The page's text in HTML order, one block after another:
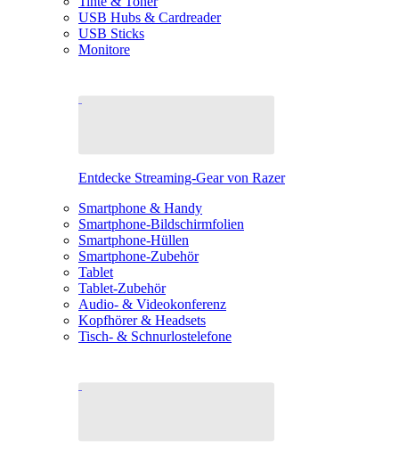
USB Hubs & Cardreader
USB Sticks
Monitore
Entdecke Streaming-Gear von Razer
Smartphone & Handy
Smartphone-Bildschirmfolien
Smartphone-Hüllen
Smartphone-Zubehör
Tablet
Tablet-Zubehör
Audio- & Videokonferenz
Kopfhörer & Headsets
Tisch- & Schnurlostelefone